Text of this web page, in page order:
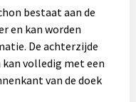
bestaat aan de
en kan worden
De achterzijde
volledig met een
van de doek